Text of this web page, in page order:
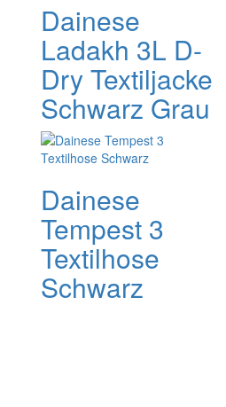
Dainese
Ladakh 3L D-
Dry Textiljacke
Schwarz Grau
Dainese
Tempest 3
Textilhose
Schwarz